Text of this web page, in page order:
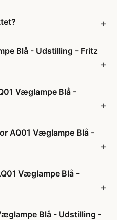
Blå - Udstilling - Fritz
Væglampe Blå -
AQ01 Væglampe Blå -
Væglampe Blå -
Blå - Udstilling -